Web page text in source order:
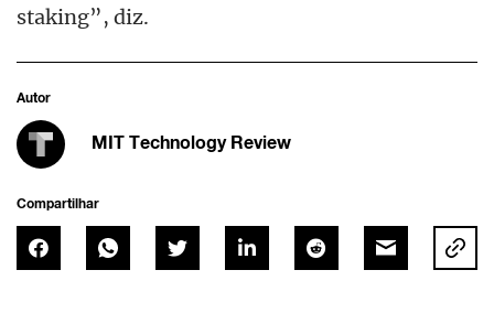
staking”, diz.
Autor
MIT Technology Review
Compartilhar